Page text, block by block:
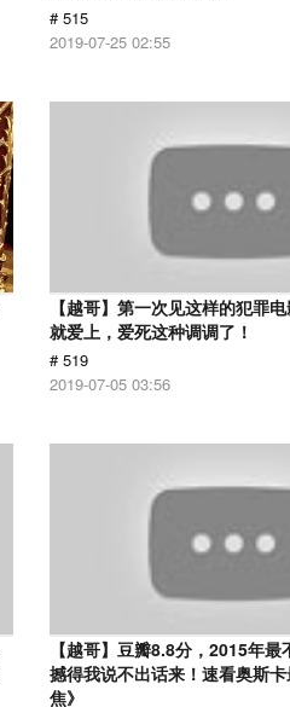
# 515
2019-07-25 02:55
【越哥】第一次见这样的犯罪
就爱上，爱死这种调调了！
# 519
2019-07-05 03:56
【越哥】豆瓣8.8分，2015年
撼得我说不出话来！速看奥斯
焦》